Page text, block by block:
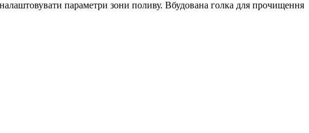
налаштовувати параметри зони поливу. Вбудована голка для прочищення